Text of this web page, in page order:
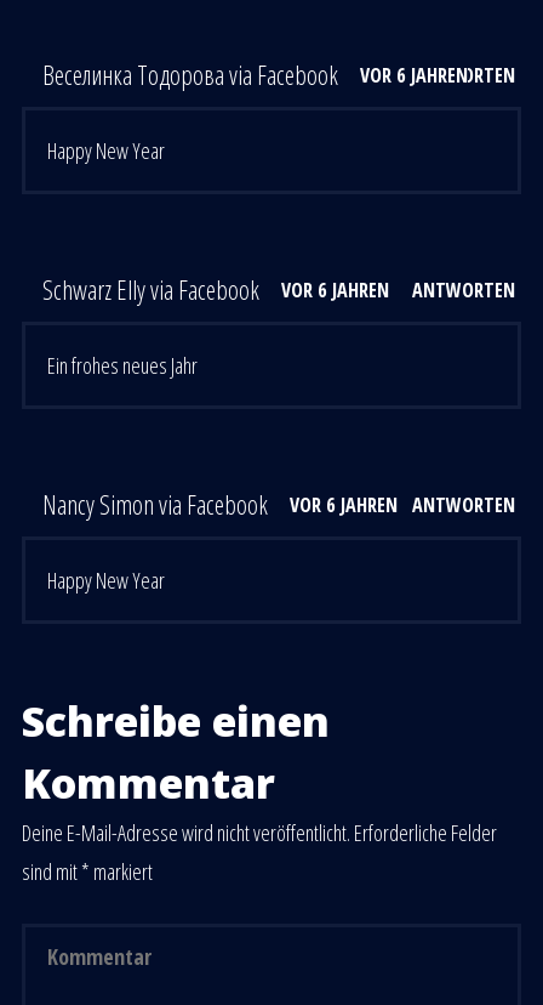
Веселинка Тодорова via Facebook VOR 6 JAHREN
ANTWORTEN
Happy New Year
Schwarz Elly via Facebook VOR 6 JAHREN ANTWORTEN
Ein frohes neues Jahr
Nancy Simon via Facebook VOR 6 JAHREN ANTWORTEN
Happy New Year
Schreibe einen
Kommentar
Deine E-Mail-Adresse wird nicht veröffentlicht. Erforderliche Felder
sind mit* markiert